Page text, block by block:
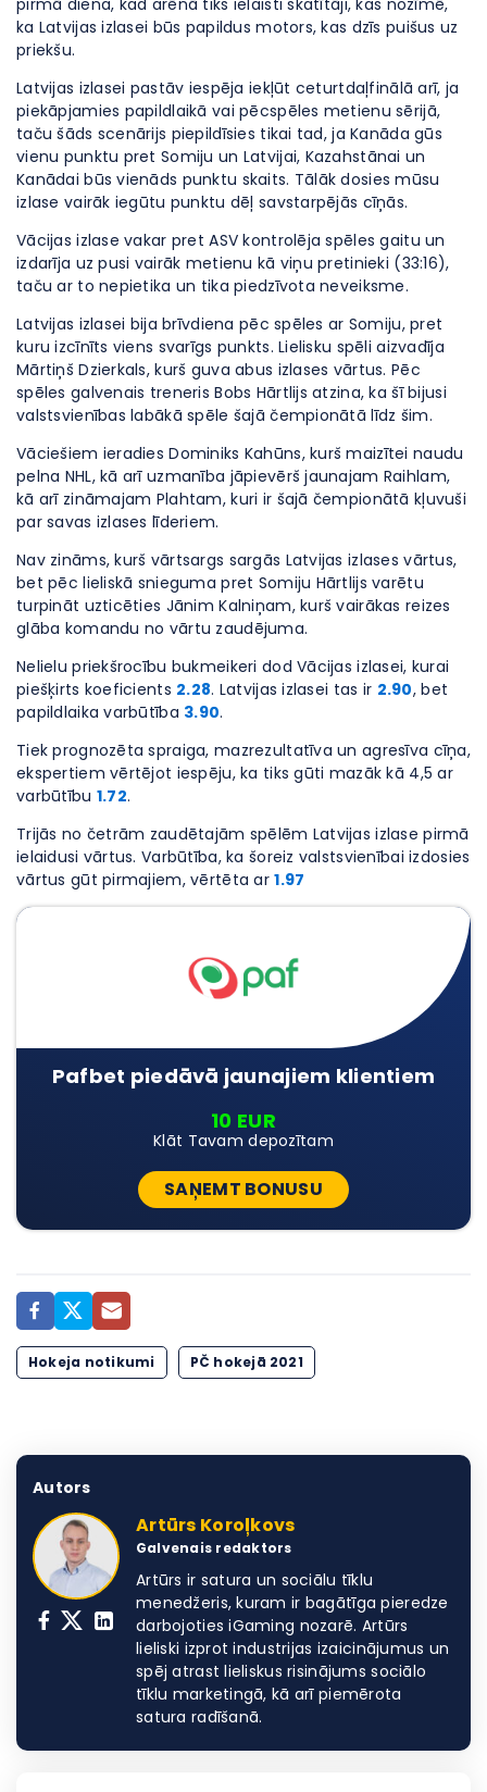
ka Latvijas izlasei būs papildus motors, kas dzīs puišus uz
priekšu.
Latvijas izlasei pastāv iespēja iekļūt ceturtdaļfinālā arī, ja
piekāpjamies papildlaikā vai pēcspēles metienu sērijā,
taču šāds scenārijs piepildīsies tikai tad, ja Kanāda gūs
vienu punktu pret Somiju un Latvijai, Kazahstānai un
Kanādai būs vienāds punktu skaits. Tālāk dosies mūsu
izlase vairāk iegūtu punktu dēļ savstarpējās cīņās.
Vācijas izlase vakar pret ASV kontrolēja spēles gaitu un
izdarīja uz pusi vairāk metienu kā viņu pretinieki (33:16),
taču ar to nepietika un tika piedzīvota neveiksme.
Latvijas izlasei bija brīvdiena pēc spēles ar Somiju, pret
kuru izcīnīts viens svarīgs punkts. Lielisku spēli aizvadīja
Mārtiņš Dzierkals, kurš guva abus izlases vārtus. Pēc
spēles galvenais treneris Bobs Hārtlijs atzina, ka šī bijusi
valstsvienības labākā spēle šajā čempionātā līdz šim.
Vāciešiem ieradies Dominiks Kahūns, kurš maizītei naudu
pelna NHL, kā arī uzmanība jāpievērš jaunajam Raihlam,
kā arī zināmajam Plahtam, kuri ir šajā čempionātā kļuvuši
par savas izlases līderiem.
Nav zināms, kurš vārtsargs sargās Latvijas izlases vārtus,
bet pēc lieliskā snieguma pret Somiju Hārtlijs varētu
turpināt uzticēties Jānim Kalniņam, kurš vairākas reizes
glāba komandu no vārtu zaudējuma.
Nelielu priekšrocību bukmeikeri dod Vācijas izlasei, kurai
piešķirts koeficients 2.28. Latvijas izlasei tas ir 2.90, bet
papildlaika varbūtība 3.90.
Tiek prognozēta spraiga, mazrezultatīva un agresīva cīņa,
ekspertiem vērtējot iespēju, ka tiks gūti mazāk kā 4,5 ar
varbūtību 1.72.
Trijās no četrām zaudētajām spēlēm Latvijas izlase pirmā
ielaidusi vārtus. Varbūtība, ka šoreiz valstsvienībai izdosies
vārtus gūt pirmajiem, vērtēta ar1.97
Pafbet piedāvā jaunajiem klientiem
10 EUR
Klāt Tavam depozītam
SAŅEMT BONUSU
Hokeja notikumi PČ hokejā 2021
Autors
Artūrs Koroļkovs
Galvenais redaktors
Artūrs ir satura un sociālu tīklu
menedžeris, kuram ir bagātīga pieredze
darbojoties iGaming nozarē. Artūrs
lieliski izprot industrijas izaicinājumus un
spēj atrast lieliskus risinājums sociālo
tīklu marketingā, kā arī piemērota
satura radīšanā.